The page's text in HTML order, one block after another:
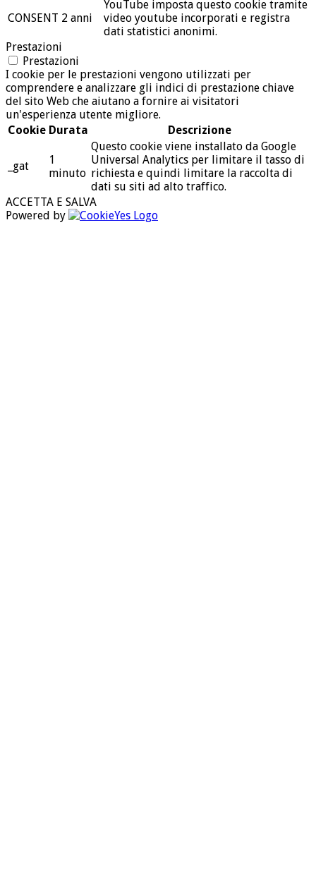
CONSENT 2 anni
YouTube imposta questo cookie tramite
video youtube incorporati e registra
dati statistici anonimi.
Prestazioni
Prestazioni
I cookie per le prestazioni vengono utilizzati per
comprendere e analizzare gli indici di prestazione chiave
del sito Web che aiutano a fornire ai visitatori
un'esperienza utente migliore.
Cookie Durata Descrizione
_gat
1
minuto
Questo cookie viene installato da Google
Universal Analytics per limitare il tasso di
richiesta e quindi limitare la raccolta di
dati su siti ad alto traffico.
ACCETTA E SALVA
Powered by